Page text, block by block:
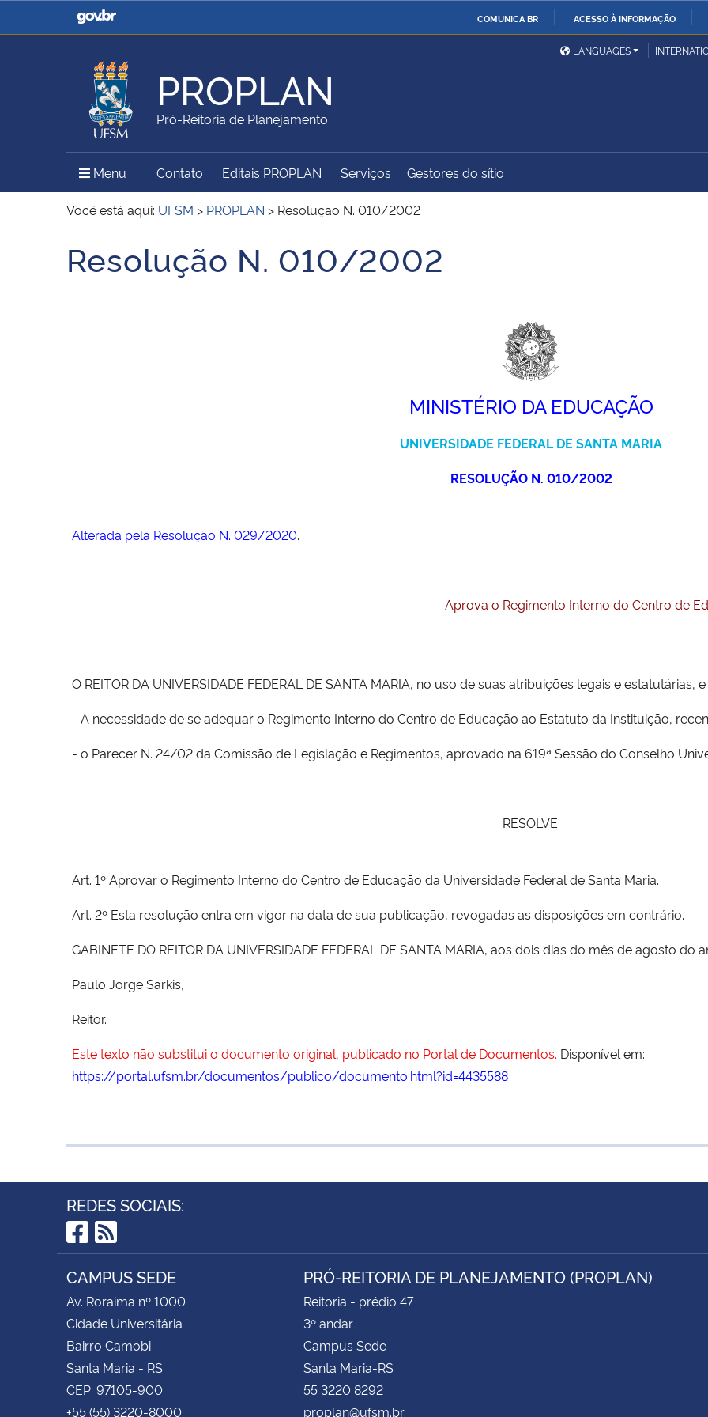
COMUNICA BR ACESSO À INFORMAÇÃO
Casa Civil
Ministério da Justiça e
Ministério da Defesa
Ministério das Relações
Exteriores
Ministério da Agricultura,
Pecuária e Abastecimento
Ministério da Educação
Ministério do Meio Ambiente Ministério do Turismo
Ministério do
Desenvolvimento Regional
Secretaria de Governo
Gabinete de Segurança
Advocacia-Geral da União
LANGUAGES
PROPLAN
Pró-Reitoria de Planejamento
Menu Menu Principal do Sítio
Contato Editais PROPLAN Serviços Gestores do sítio
Você está aqui: UFSM > PROPLAN > Resolução N. 010/2002
Início do conteúdo
Resolução N. 010/2002
MINISTÉRIO DA EDUCAÇÃO
UNIVERSIDADE FEDERAL DE SANTA MARIA
RESOLUÇÃO N. 010/2002
Alterada pela Resolução N. 029/2020.
Aprova o Regimento Interno do Centro de
O REITOR DA UNIVERSIDADE FEDERAL DE SANTA MARIA, no uso de suas atribuições legais e estatutárias,
- A necessidade de se adequar o Regimento Interno do Centro de Educação ao Estatuto da Instituição,
- o Parecer N. 24/02 da Comissão de Legislação e Regimentos, aprovado na 619ª Sessão do Conselho
RESOLVE:
Art. 1º Aprovar o Regimento Interno do Centro de Educação da Universidade Federal de Santa Maria.
Art. 2º Esta resolução entra em vigor na data de sua publicação, revogadas as disposições em contrário.
GABINETE DO REITOR DA UNIVERSIDADE FEDERAL DE SANTA MARIA, aos dois dias do mês de agosto do
Paulo Jorge Sarkis,
Reitor.
Este texto não substitui o documento original, publicado no Portal de Documentos. Disponível em:
https://portal.ufsm.br/documentos/publico/documento.html?id=4435588
REDES SOCIAIS:
Facebook
RSS
CAMPUS SEDE
Av. Roraima nº 1000
Cidade Universitária
Bairro Camobi
Santa Maria - RS
CEP: 97105-900
+55 (55) 3220-8000
PRÓ-REITORIA DE PLANEJAMENTO (PROPLAN)
Reitoria - prédio 47
3º andar
Campus Sede
Santa Maria-RS
55 3220 8292
proplan@ufsm.br